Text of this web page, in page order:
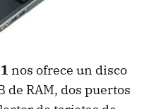
nos ofrece un disco
de RAM, dos puertos